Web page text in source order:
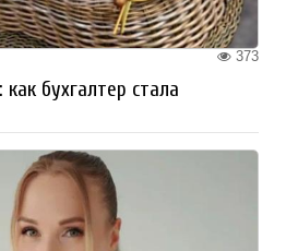
373
бухгалтер стала